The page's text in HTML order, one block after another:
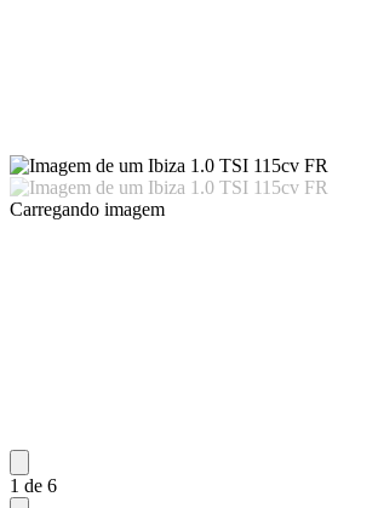
Carregando imagem
1 de 6